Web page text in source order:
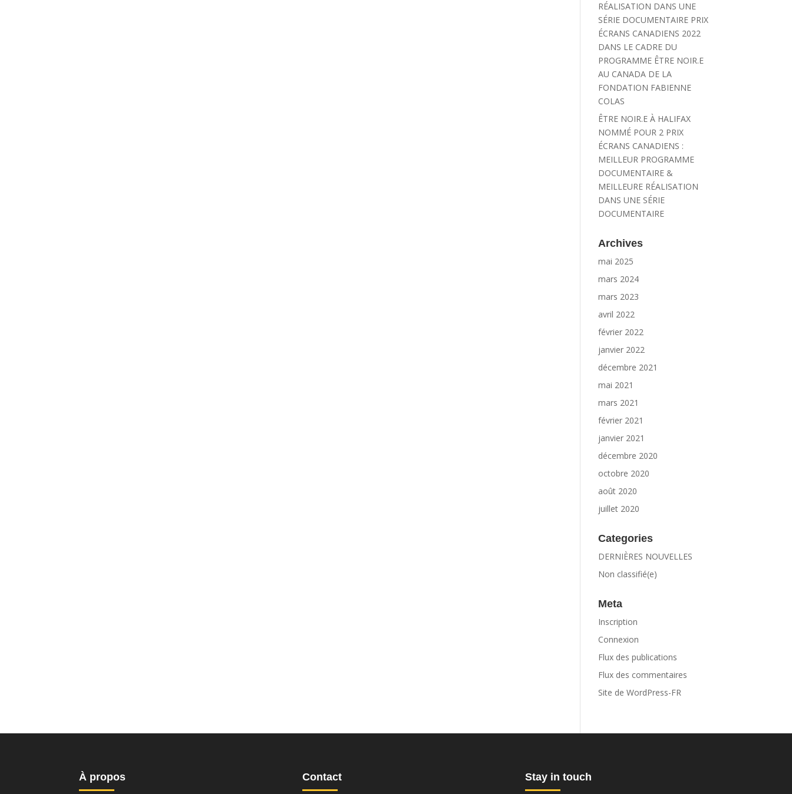
RÉALISATION DANS UNE
SÉRIE DOCUMENTAIRE PRIX
ÉCRANS CANADIENS 2022
DANS LE CADRE DU
PROGRAMME ÊTRE NOIR.E
AU CANADA DE LA
FONDATION FABIENNE
COLAS
ÊTRE NOIR.E À HALIFAX
NOMMÉ POUR 2 PRIX
ÉCRANS CANADIENS :
MEILLEUR PROGRAMME
DOCUMENTAIRE &
MEILLEURE RÉALISATION
DANS UNE SÉRIE
DOCUMENTAIRE
Archives
mai 2025
mars 2024
mars 2023
avril 2022
février 2022
janvier 2022
décembre 2021
mai 2021
mars 2021
février 2021
janvier 2021
décembre 2020
octobre 2020
août 2020
juillet 2020
Categories
DERNIÈRES NOUVELLES
Non classifié(e)
Meta
Inscription
Connexion
Flux des publications
Flux des commentaires
Site de WordPress-FR
À propos Contact Stay in touch